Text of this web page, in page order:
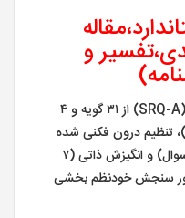
و
پرسشنامه خودنظم بخشی تحصیلی (SRQ-A) از ۳۱ گویه و ۴
تنظیم بیرونی (۸ سوال)، تنظیم درون فکنی شده
(۹ سوال)، تنظیم مشخص شده (۷ سوال) و انگیزش ذاتی (۷
سنجش خودنظم بخشی